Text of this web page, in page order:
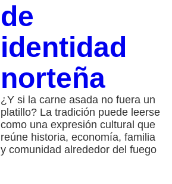
de
identidad
norteña
¿Y si la carne asada no fuera un
platillo? La tradición puede leerse
como una expresión cultural que
reúne historia, economía, familia
y comunidad alrededor del fuego